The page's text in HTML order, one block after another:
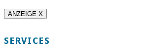
ANZEIGE X
SERVICES